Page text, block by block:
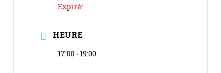
Expiré!
HEURE
17:00 - 19:00